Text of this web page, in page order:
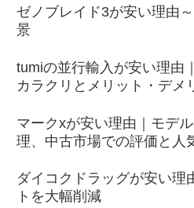
ゼノブレイド3が安い理由
景
tumiの並行輸入が安い理由
カラクリとメリット・デメ
マークxが安い理由｜モデ
理、中古市場での評価と人
ダイコクドラッグが安い理
トを大幅削減